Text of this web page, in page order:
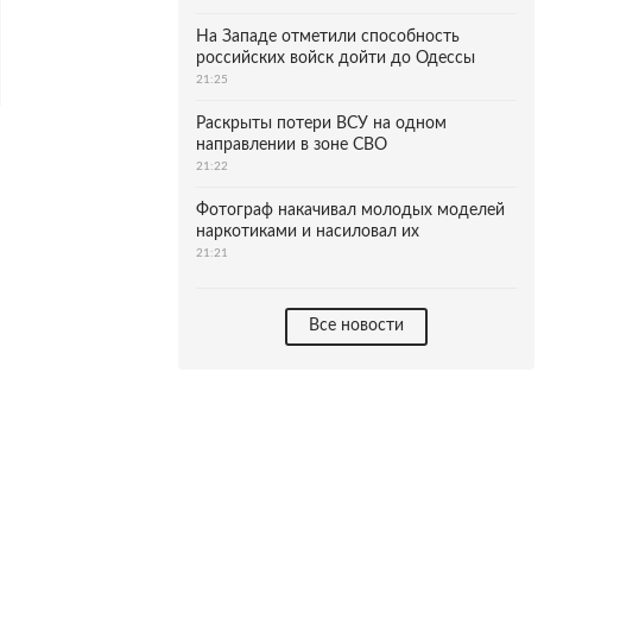
На Западе отметили способность
российских войск дойти до Одессы
21:25
Раскрыты потери ВСУ на одном
направлении в зоне СВО
21:22
Фотограф накачивал молодых моделей
наркотиками и насиловал их
21:21
Все новости